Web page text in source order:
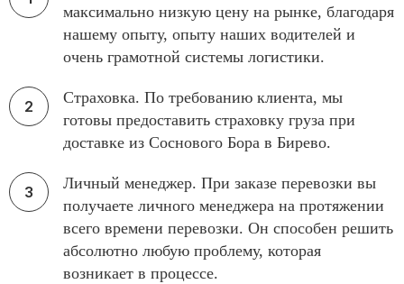
максимально низкую цену на рынке, благодаря
нашему опыту, опыту наших водителей и
очень грамотной системы логистики.
Страховка. По требованию клиента, мы
готовы предоставить страховку груза при
доставке из Соснового Бора в Бирево.
Личный менеджер. При заказе перевозки вы
получаете личного менеджера на протяжении
всего времени перевозки. Он способен решить
абсолютно любую проблему, которая
возникает в процессе.